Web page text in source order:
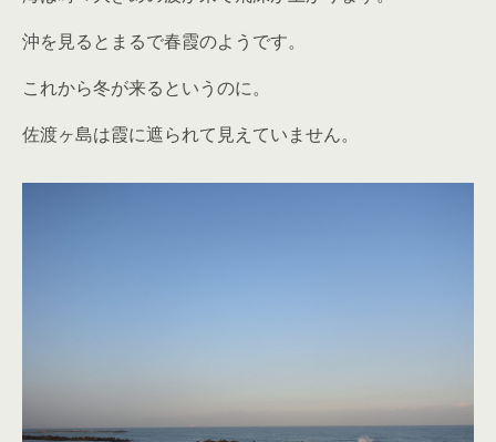
沖を見るとまるで春霞のようです。
これから冬が来るというのに。
佐渡ヶ島は霞に遮られて見えていません。